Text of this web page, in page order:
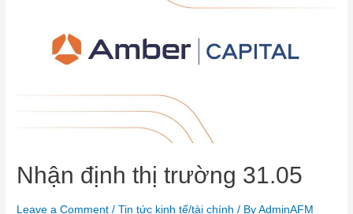
Nhận định thị trường 31.05
Leave a Comment /Tin tức kinh tế/tài chính / ByAdminAFM